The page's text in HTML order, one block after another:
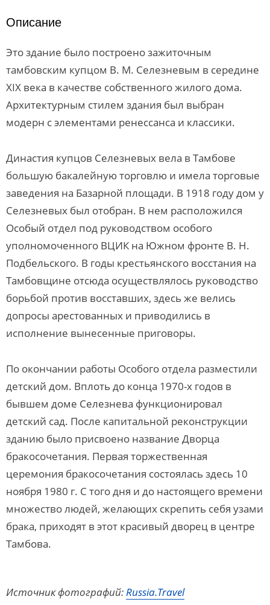
Описание
Это здание было построено зажиточным
тамбовским купцом В. М. Селезневым в середине
XIX века в качестве собственного жилого дома.
Архитектурным стилем здания был выбран
модерн с элементами ренессанса и классики.
Династия купцов Селезневых вела в Тамбове
большую бакалейную торговлю и имела торговые
заведения на Базарной площади. В 1918 году дом у
Селезневых был отобран. В нем расположился
Особый отдел под руководством особого
уполномоченного ВЦИК на Южном фронте В. Н.
Подбельского. В годы крестьянского восстания на
Тамбовщине отсюда осуществлялось руководство
борьбой против восставших, здесь же велись
допросы арестованных и приводились в
исполнение вынесенные приговоры.
По окончании работы Особого отдела разместили
детский дом. Вплоть до конца 1970-х годов в
бывшем доме Селезнева функционировал
детский сад. После капитальной реконструкции
зданию было присвоено название Дворца
бракосочетания. Первая торжественная
церемония бракосочетания состоялась здесь 10
ноября 1980 г. С того дня и до настоящего времени
множество людей, желающих скрепить себя узами
брака, приходят в этот красивый дворец в центре
Тамбова.
Источник фотографий:Russia.Travel